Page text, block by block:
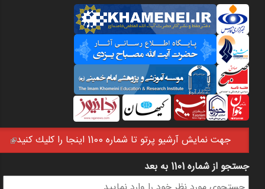
جهت نمايش آرشيو پرتو تا شماره 1100 اينجا را كليك كنيد
فرم جستجو
جستجو از شماره 1101 به بعد